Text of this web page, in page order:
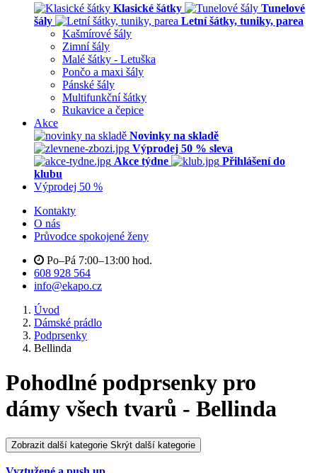
Klasické šátky
Tunelové
šály
Letní šátky, tuniky, parea
Kašmírové šály
Zimní šály
Malé šátky - Letuška
Pončo a maxi šály
Pánské šály
Multifunkční šátky
Rukavice a čepice
Akce
Novinky na skladě
Výprodej 50 % sleva
Akce týdne
Přihlášení do
klubu
Výprodej 50 %
Kontakty
O nás
Průvodce spokojené ženy
Po–Pá 7:00–13:00 hod.
608 928 564
info@ekapo.cz
Úvod
Dámské prádlo
Podprsenky
Bellinda
Pohodlné podprsenky pro
dámy všech tvarů - Bellinda
Zobrazit další kategorie Skrýt další kategorie